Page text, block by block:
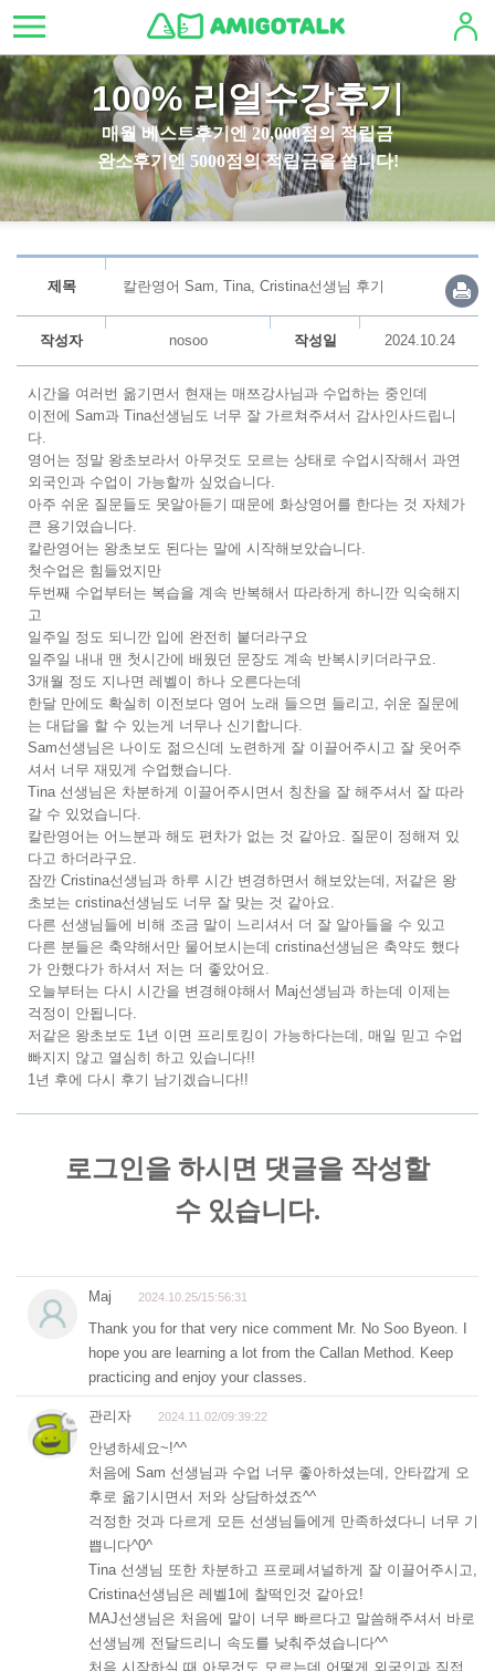
100% 리얼수강후기
매월 베스트후기엔 20,000점의 적립금
완소후기엔 5000점의 적립금을 쏩니다!
제목 칼란영어 Sam, Tina, Cristina선생님 후기
작성자 nosoo 작성일 2024.10.24
시간을 여러번 옮기면서 현재는 매쯔강사님과 수업하는 중인데
이전에 Sam과 Tina선생님도 너무 잘 가르쳐주셔서 감사인사드립니
다.
영어는 정말 왕초보라서 아무것도 모르는 상태로 수업시작해서 과연
외국인과 수업이 가능할까 싶었습니다.
아주 쉬운 질문들도 못알아듣기 때문에 화상영어를 한다는 것 자체가
큰 용기였습니다.
칼란영어는 왕초보도 된다는 말에 시작해보았습니다.
첫수업은 힘들었지만
두번째 수업부터는 복습을 계속 반복해서 따라하게 하니깐 익숙해지
고
일주일 정도 되니깐 입에 완전히 붙더라구요
일주일 내내 맨 첫시간에 배웠던 문장도 계속 반복시키더라구요.
3개월 정도 지나면 레벨이 하나 오른다는데
한달 만에도 확실히 이전보다 영어 노래 들으면 들리고, 쉬운 질문에
는 대답을 할 수 있는게 너무나 신기합니다.
Sam선생님은 나이도 젊으신데 노련하게 잘 이끌어주시고 잘 웃어주
셔서 너무 재밌게 수업했습니다.
Tina 선생님은 차분하게 이끌어주시면서 칭찬을 잘 해주셔서 잘 따라
갈 수 있었습니다.
칼란영어는 어느분과 해도 편차가 없는 것 같아요. 질문이 정해져 있
다고 하더라구요.
잠깐 Cristina선생님과 하루 시간 변경하면서 해보았는데, 저같은 왕
초보는 cristina선생님도 너무 잘 맞는 것 같아요.
다른 선생님들에 비해 조금 말이 느리셔서 더 잘 알아들을 수 있고
다른 분들은 축약해서만 물어보시는데 cristina선생님은 축약도 했다
가 안했다가 하셔서 저는 더 좋았어요.
오늘부터는 다시 시간을 변경해야해서 Maj선생님과 하는데 이제는
걱정이 안됩니다.
저같은 왕초보도 1년 이면 프리토킹이 가능하다는데, 매일 믿고 수업
빠지지 않고 열심히 하고 있습니다!!
1년 후에 다시 후기 남기겠습니다!!